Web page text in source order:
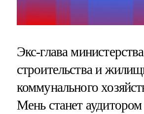
Экс-глава министерства
строительства и
коммунального
Мень станет